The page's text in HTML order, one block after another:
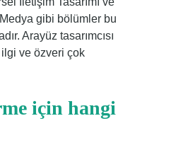
Medya gibi bölümler bu
Arayüz tasarımcısı
ve özveri çok
için hangi